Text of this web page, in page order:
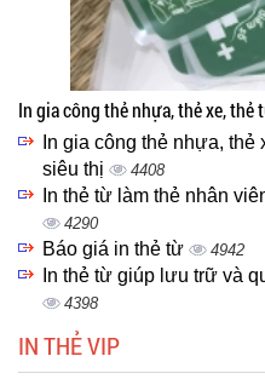
In gia công thẻ nhựa, thẻ xe,
In gia công thẻ nhựa,
siêu thị
4408
In thẻ từ làm thẻ nhân
4290
Báo giá in thẻ từ 4942
In thẻ từ giúp lưu trữ và
4398
IN THẺ VIP